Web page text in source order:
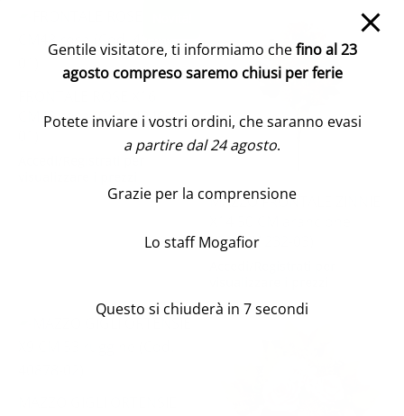
CM48 rosa (Cod. 40466-
MAZZO FRONTALE ZINNIE
(Cod. 41232-03)
Gentile visitatore, ti informiamo chefino al 23
agosto compreso saremo chiusi per ferie
Potete inviare i vostri ordini, che saranno evasi
a partire dal 24 agosto.
Grazie per la comprensione
Lo staff Mogafior
Questo si chiuderà in 7secondi